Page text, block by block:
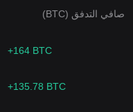
صافي التدفق (BTC)
+164 BTC
+135.78 BTC